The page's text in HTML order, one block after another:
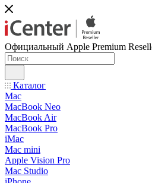
Официальный Apple Premium
Каталог
Mac
MacBook Neo
MacBook Air
MacBook Pro
iMac
Mac mini
Apple Vision Pro
Mac Studio